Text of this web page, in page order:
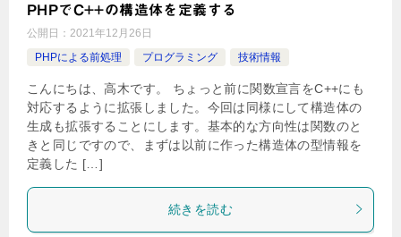
PHPでC++の構造体を定義する
公開日： 2021年12月26日
PHPによる前処理
プログラミング 技術情報
こんにちは、高木です。 ちょっと前に関数宣言をC++にも
対応するように拡張しました。今回は同様にして構造体の
生成も拡張することにします。基本的な方向性は関数のと
きと同じですので、まずは以前に作った構造体の型情報を
定義した […]
続きを読む